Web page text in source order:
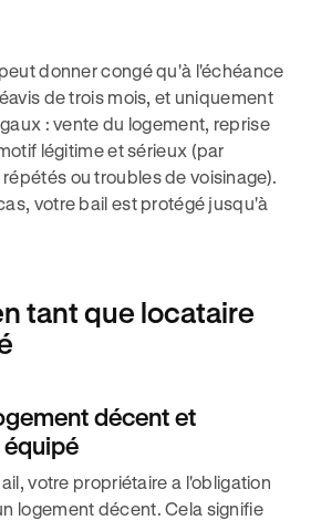
donner congé qu'à l'échéance
de trois mois, et uniquement
: vente du logement, reprise
légitime et sérieux (par
ou troubles de voisinage).
votre bail est protégé jusqu'à
tant que locataire
décent et
votre propriétaire a l'obligation
logement décent. Cela signifie